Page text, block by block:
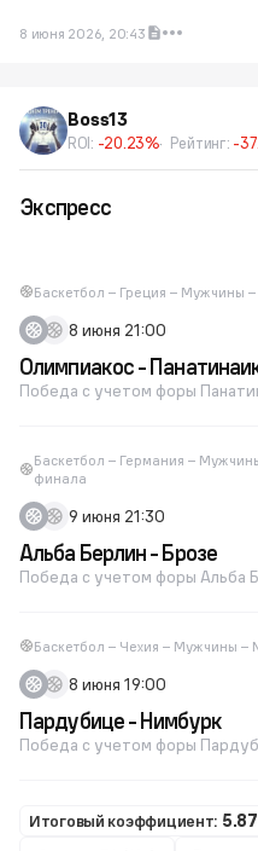
8 июня 2026, 20:43
Boss13
ROI: -20.23% Рейтинг: -
Экспресс
Баскетбол – Греция – Мужчины
8 июня 21:00
Олимпиакос -
Победа с учетом форы
Баскетбол – Германия –
финала
9 июня 21:30
Альба Берлин - Брозе
Победа с учетом форы Альба
Баскетбол – Чехия – Мужчины
8 июня 19:00
Пардубице - Нимбурк
Победа с учетом форы
Итоговый коэффициент: 5.87